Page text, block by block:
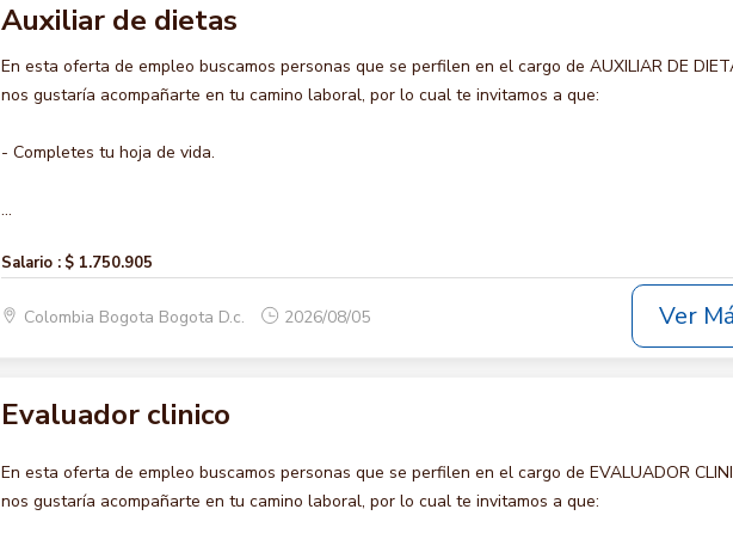
Auxiliar de dietas
En esta oferta de empleo buscamos personas que se perfilen en el cargo de AUXILIAR DE
nos gustaría acompañarte en tu camino laboral, por lo cual te invitamos a que:
- Completes tu hoja de vida.
...
Salario : $ 1.750.905
Colombia Bogota Bogota D.c. 2026/08/05 Ver
Evaluador clinico
En esta oferta de empleo buscamos personas que se perfilen en el cargo de EVALUADOR
nos gustaría acompañarte en tu camino laboral, por lo cual te invitamos a que: